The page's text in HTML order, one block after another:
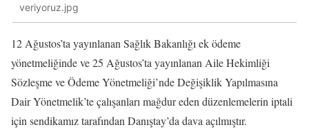
veriyoruz.jpg
12 Ağustos’ta yayınlanan Sağlık Bakanlığı ek ödeme
yönetmeliğinde ve 25 Ağustos’ta yayınlanan Aile Hekimliği
Sözleşme ve Ödeme Yönetmeliği’nde Değişiklik Yapılmasına
Dair Yönetmelik’te çalışanları mağdur eden düzenlemelerin iptali
için sendikamız tarafından Danıştay’da dava açılmıştır.